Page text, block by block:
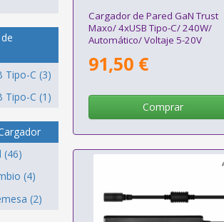
Tipo-C (3)
Tipo-C (1)
(46)
(4)
(2)
Cargador de Pared GaN Trust
Maxo/ 4xUSB Tipo-C/ 240W/
Automático/ Voltaje 5-20V
91,50 €
Comprar